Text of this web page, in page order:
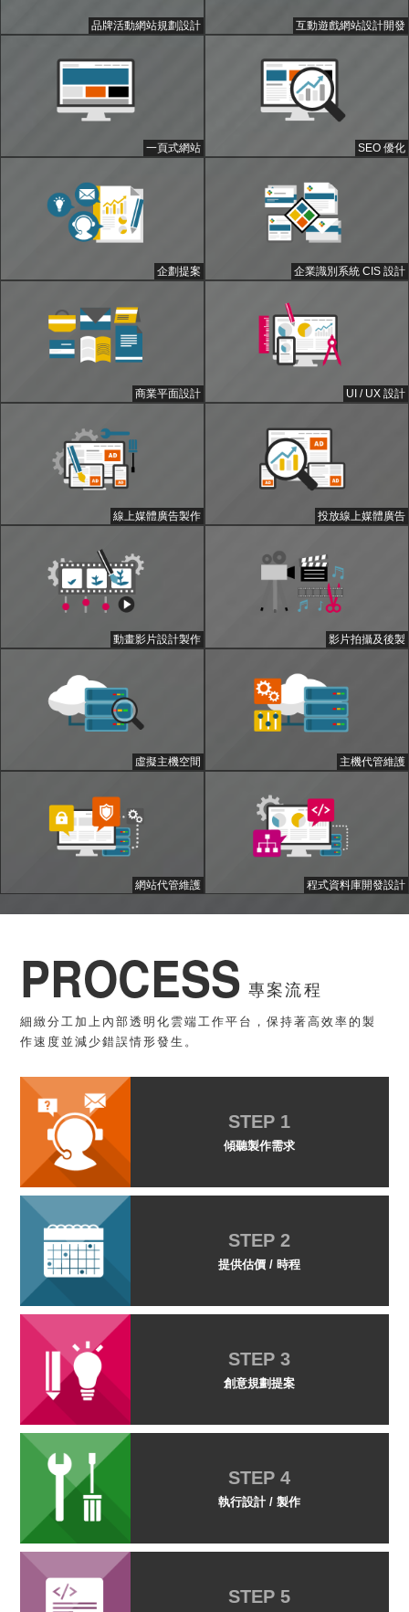
品牌活動網站規劃設計 互動遊戲網站設計開發
一頁式網站 SEO 優化
企劃提案 企業識別系統 CIS 設計
商業平面設計 UI / UX 設計
線上媒體廣告製作 投放線上媒體廣告
動畫影片設計製作 影片拍攝及後製
虛擬主機空間 主機代管維護
網站代管維護 程式資料庫開發設計
PROCESS 專案流程
細緻分工加上內部透明化雲端工作平台，保持著高效率的製
作速度並減少錯誤情形發生。
STEP 1
傾聽製作需求
STEP 2
提供估價 / 時程
STEP 3
創意規劃提案
STEP 4
執行設計 / 製作
STEP 5